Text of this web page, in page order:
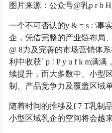
图片来源：公众号@乳p r b H
一个不可否认的y & = s : \事
企，凭借完整的产业链布局
@ 8力及完善的市场营销体
利中收获` p ! P y u f k m满满
续提升，而大多数中、小型
制、产品竞争力及覆盖区域
随着时间的推移及f 7 T乳制
小型区域乳企的空间将会越